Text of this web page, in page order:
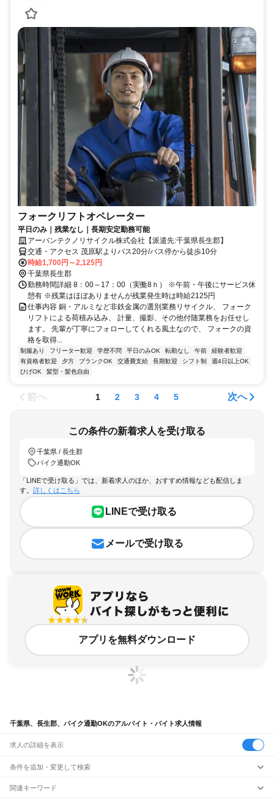
フォークリフトオペレーター
平日のみ｜残業なし｜長期安定勤務可能
アーバンテクノリサイクル株式会社【派遣先:千葉県長生郡】
交通・アクセス 茂原駅よりバス20分/バス停から徒歩10分
時給1,700円～2,125円
千葉県長生郡
勤務時間詳細 8：00～17：00（実働8ｈ） ※午前・午後にサービス休
憩有 ※残業はほぼありませんが残業発生時は時給2125円
仕事内容 銅・アルミなど非鉄金属の選別業務リサイクル、 フォーク
リフトによる荷積み込み、 計量、撮影、その他付随業務をお任せし
ます。 先輩が丁寧にフォローしてくれる風土なので、 フォークの資
格を取得...
制服あり フリーター歓迎 学歴不問 平日のみOK 転勤なし 午前
経験者歓迎
有資格者歓迎
夕方 ブランクOK 交通費支給 長期歓迎 シフト制
週4日以上OK
ひげOK
髪型・髪色自由
前へ 1 2 3 4 5 次へ
この条件の新着求人を受け取る
千葉県 / 長生郡
バイク通勤OK
「LINEで受け取る」では、新着求人のほか、おすすめ情報なども配信しま
す。 詳しくはこちら
LINEで受け取る
メールで受け取る
アプリを無料ダウンロード
千葉県、長生郡、バイク通勤OKのアルバイト・バイト求人情報
求人の詳細を表示
条件を追加・変更して検索
市区町村を追加・変更
関連キーワード